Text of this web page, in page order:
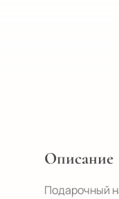
Описание
Подарочный